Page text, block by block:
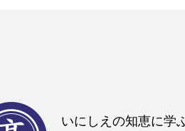
いにしえの知恵に学